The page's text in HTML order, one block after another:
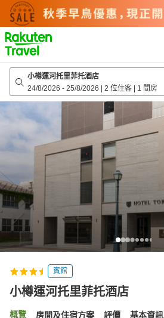
to
top
page
小樽運河托里菲托酒店
24/8/2026 - 25/8/2026 | 2 位住客 | 1 間房
賓館
小樽運河托里菲托酒店
概覽 房間及住宿方案 評價 基本資訊